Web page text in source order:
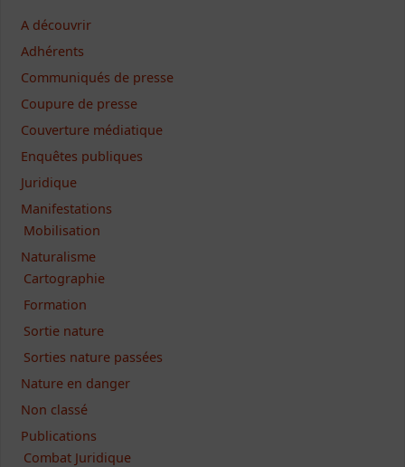
A découvrir
Adhérents
Communiqués de presse
Coupure de presse
Couverture médiatique
Enquêtes publiques
Juridique
Manifestations
Mobilisation
Naturalisme
Cartographie
Formation
Sortie nature
Sorties nature passées
Nature en danger
Non classé
Publications
Combat Juridique